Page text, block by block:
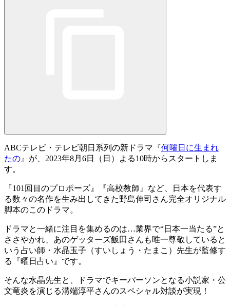
ABCテレビ・テレビ朝日系列の新ドラマ『何曜日に生まれ
たの 』が、 2023年8月6日（日）よる10時からスタートしま
す。
『101回目のプロポーズ』『高校教師』など、日本を代表す
る数々の名作を生み出してきた野島伸司さん完全オリジナル
脚本のこのドラマ。
ドラマと一緒に注目を集めるのは…業界で“日本一当たる”と
ささやかれ、あのゲッターズ飯田さんも唯一尊敬していると
いう占い師・ 水晶玉子（すいしょう・たまこ）先生が監修す
る『曜日占い 』です。
そんな水晶先生と、ドラマでキーパーソンとなる小説家・公
文竜炎を演じる溝端淳平さんのスペシャル対談が実現！